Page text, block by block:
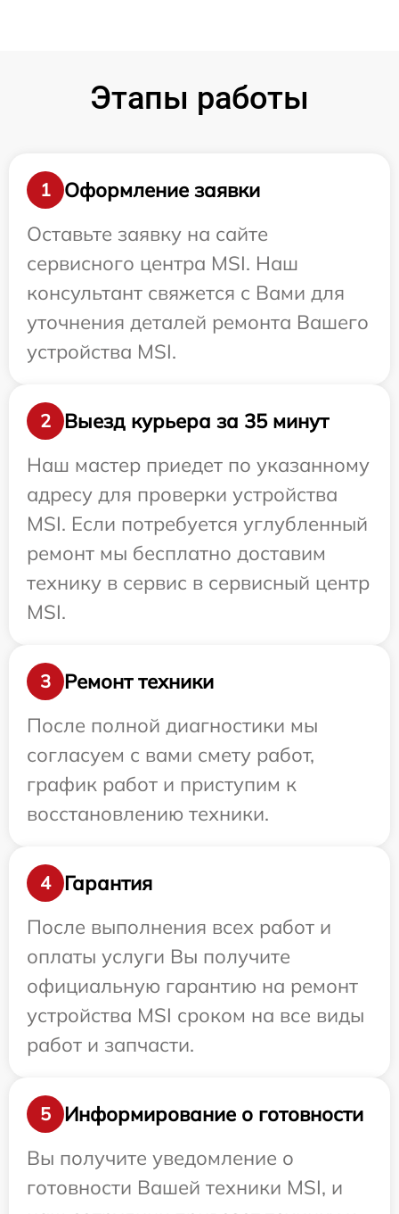
Этапы работы
1
Оформление заявки
Оставьте заявку на сайте
сервисного центра MSI. Наш
консультант свяжется с Вами для
уточнения деталей ремонта Вашего
устройства MSI.
2
Выезд курьера за 35 минут
Наш мастер приедет по указанному
адресу для проверки устройства
MSI. Если потребуется углубленный
ремонт мы бесплатно доставим
технику в сервис в сервисный центр
MSI.
3
Ремонт техники
После полной диагностики мы
согласуем с вами смету работ,
график работ и приступим к
восстановлению техники.
4
Гарантия
После выполнения всех работ и
оплаты услуги Вы получите
официальную гарантию на ремонт
устройства MSI сроком на все виды
работ и запчасти.
5
Информирование о готовности
Вы получите уведомление о
готовности Вашей техники MSI, и